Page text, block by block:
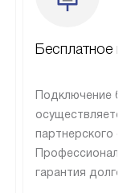
Бесплатное
Подключение
партнерского
гарантия